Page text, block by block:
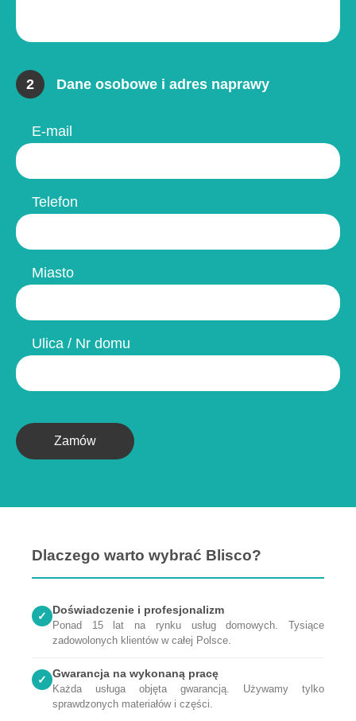
2 Dane osobowe i adres naprawy
E-mail
Telefon
Miasto
Ulica / Nr domu
Zamów
Dlaczego warto wybrać Blisco?
✓ Doświadczenie i profesjonalizm
Ponad 15 lat na rynku usług domowych. Tysiące
zadowolonych klientów w całej Polsce.
✓ Gwarancja na wykonaną pracę
Każda usługa objęta gwarancją. Używamy tylko
sprawdzonych materiałów i części.